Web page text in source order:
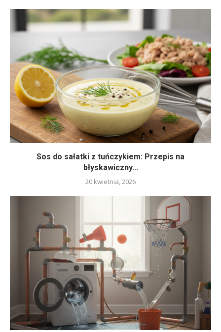
Sos do sałatki z tuńczykiem: Przepis na
błyskawiczny...
20 kwietnia, 2026